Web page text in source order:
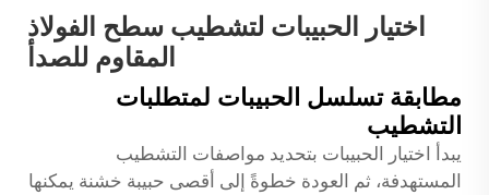
اختيار الحبيبات لتشطيب سطح الفولاذ
المقاوم للصدأ
مطابقة تسلسل الحبيبات لمتطلبات
التشطيب
يبدأ اختيار الحبيبات بتحديد مواصفات التشطيب
المستهدفة، ثم العودة خطوةً إلى أقصى حبيبة خشنة يمكنها